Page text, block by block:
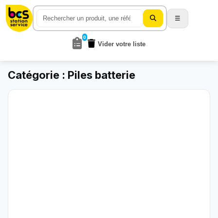
☰
0
Vider votre liste
Catégorie : Piles batterie